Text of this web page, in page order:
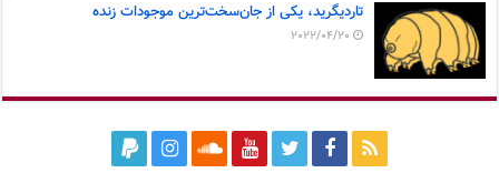
تاردیگرید، یکی از جان‌سخت‌ترین موجودات زنده
2022/04/20